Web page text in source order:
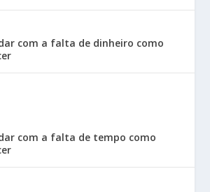
com a falta de dinheiro como
com a falta de tempo como